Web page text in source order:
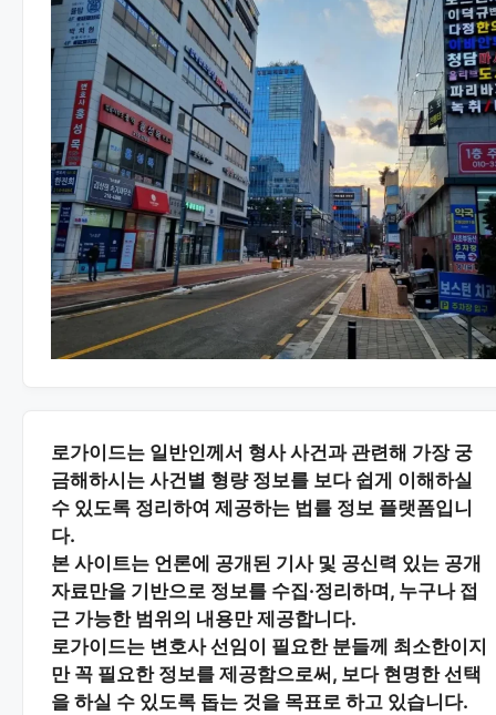
로가이드는 일반인께서 형사 사건과 관련해 가장 궁
금해하시는 사건별 형량 정보를 보다 쉽게 이해하실
수 있도록 정리하여 제공하는 법률 정보 플랫폼입니
다.
본 사이트는 언론에 공개된 기사 및 공신력 있는 공개
자료만을 기반으로 정보를 수집·정리하며, 누구나 접
근 가능한 범위의 내용만 제공합니다.
로가이드는 변호사 선임이 필요한 분들께 최소한이지
만 꼭 필요한 정보를 제공함으로써, 보다 현명한 선택
을 하실 수 있도록 돕는 것을 목표로 하고 있습니다.